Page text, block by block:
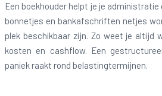
Een boekhouder helpt je je
bonnetjes en bankafschriften netjes
plek beschikbaar zijn. Zo weet je altijd
kosten en cashflow. Een
paniek raakt rond belastingtermijnen.